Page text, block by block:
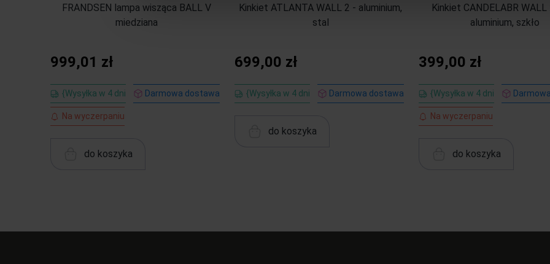
FRANDSEN lampa wisząca BALL V
miedziana
999,01 zł
{Wysyłka w 4 dni Darmowa dostawa
Na wyczerpaniu
do koszyka
Kinkiet ATLANTA WALL 2 - aluminium,
stal
699,00 zł
{Wysyłka w 4 dni Darmowa dostawa
do koszyka
Kinkiet CANDELABR WALL
aluminium, szkło
399,00 zł
{Wysyłka w 4 dni
Na wyczerpaniu
do koszyka